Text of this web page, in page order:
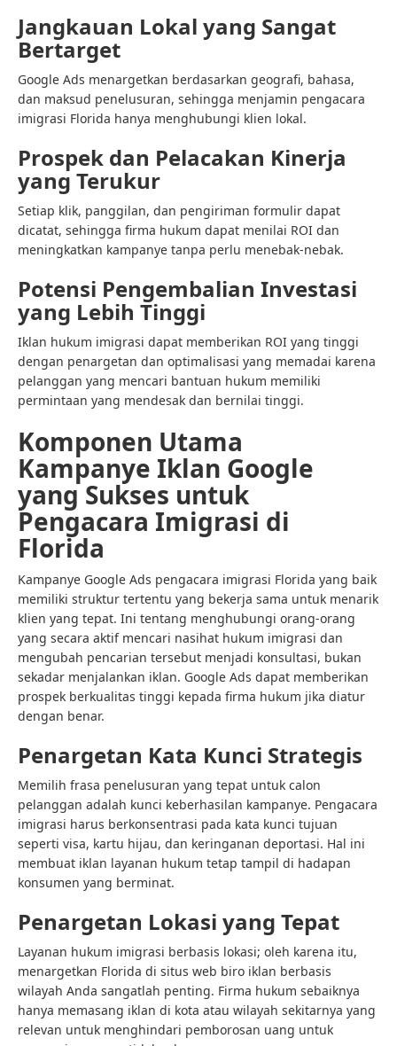
Jangkauan Lokal yang Sangat
Bertarget
Google Ads menargetkan berdasarkan geografi, bahasa,
dan maksud penelusuran, sehingga menjamin pengacara
imigrasi Florida hanya menghubungi klien lokal.
Prospek dan Pelacakan Kinerja
yang Terukur
Setiap klik, panggilan, dan pengiriman formulir dapat
dicatat, sehingga firma hukum dapat menilai ROI dan
meningkatkan kampanye tanpa perlu menebak-nebak.
Potensi Pengembalian Investasi
yang Lebih Tinggi
Iklan hukum imigrasi dapat memberikan ROI yang tinggi
dengan penargetan dan optimalisasi yang memadai karena
pelanggan yang mencari bantuan hukum memiliki
permintaan yang mendesak dan bernilai tinggi.
Komponen Utama
Kampanye Iklan Google
yang Sukses untuk
Pengacara Imigrasi di
Florida
Kampanye Google Ads pengacara imigrasi Florida yang baik
memiliki struktur tertentu yang bekerja sama untuk menarik
klien yang tepat. Ini tentang menghubungi orang-orang
yang secara aktif mencari nasihat hukum imigrasi dan
mengubah pencarian tersebut menjadi konsultasi, bukan
sekadar menjalankan iklan. Google Ads dapat memberikan
prospek berkualitas tinggi kepada firma hukum jika diatur
dengan benar.
Penargetan Kata Kunci Strategis
Memilih frasa penelusuran yang tepat untuk calon
pelanggan adalah kunci keberhasilan kampanye. Pengacara
imigrasi harus berkonsentrasi pada kata kunci tujuan
seperti visa, kartu hijau, dan keringanan deportasi. Hal ini
membuat iklan layanan hukum tetap tampil di hadapan
konsumen yang berminat.
Penargetan Lokasi yang Tepat
Layanan hukum imigrasi berbasis lokasi; oleh karena itu,
menargetkan Florida di situs web biro iklan berbasis
wilayah Anda sangatlah penting. Firma hukum sebaiknya
hanya memasang iklan di kota atau wilayah sekitarnya yang
relevan untuk menghindari pemborosan uang untuk